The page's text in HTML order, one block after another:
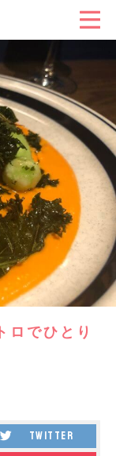
ロでひとり
twitter